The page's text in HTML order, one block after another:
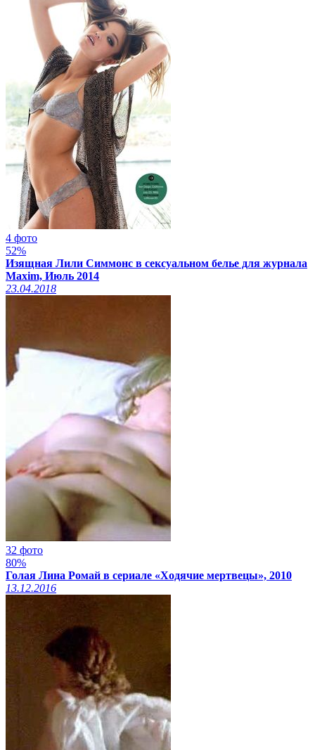
4 фото
52%
Изящная Лили Симмонс в сексуальном белье для журнала
Maxim, Июль 2014
23.04.2018
32 фото
80%
Голая Лина Ромай в сериале «Ходячие мертвецы», 2010
13.12.2016